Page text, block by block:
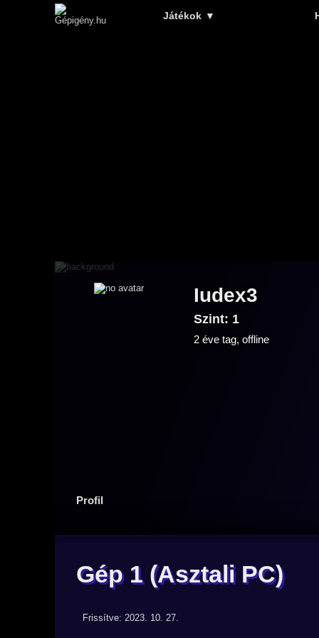
Játékok ▼
Iudex3
Szint: 1
2 éve tag, offline
Profil
Gép 1 (Asztali PC)
Frissítve: 2023. 10. 27.